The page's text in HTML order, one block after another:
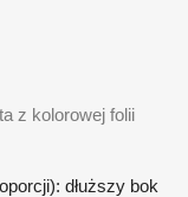
z kolorowej folii
dłuższy bok